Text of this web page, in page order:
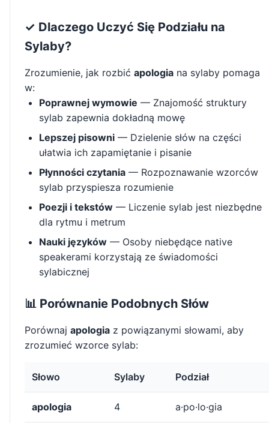
✓ Dlaczego Uczyć Się Podziału na
Sylaby?
Zrozumienie, jak rozbić apologia na sylaby pomaga
w:
Poprawnej wymowie — Znajomość struktury
sylab zapewnia dokładną mowę
Lepszej pisowni — Dzielenie słów na części
ułatwia ich zapamiętanie i pisanie
Płynności czytania — Rozpoznawanie wzorców
sylab przyspiesza rozumienie
Poezji i tekstów — Liczenie sylab jest niezbędne
dla rytmu i metrum
Nauki języków — Osoby niebędące native
speakerami korzystają ze świadomości
sylabicznej
📊 Porównanie Podobnych Słów
Porównaj apologia z powiązanymi słowami, aby
zrozumieć wzorce sylab:
Słowo Sylaby Podział
apologia 4 a·po·lo·gia